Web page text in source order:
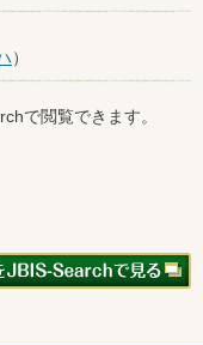
）
で閲覧できます。